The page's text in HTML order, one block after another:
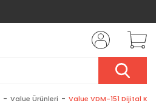
Value Ürünleri Value VDM-151 Dijital